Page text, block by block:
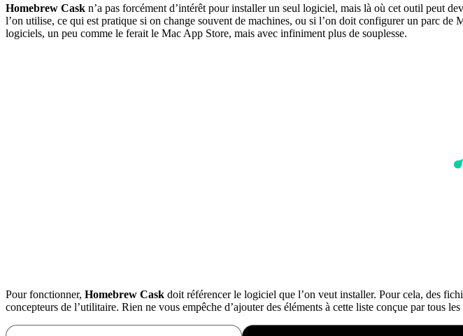
Homebrew Cask n’a pas forcément d’intérêt pour installer un seul logiciel, mais là où cet outil peut
l’on utilise, ce qui est pratique si on change souvent de machines, ou si l’on doit configurer un parc de
logiciels, un peu comme le ferait le Mac App Store, mais avec infiniment plus de souplesse.
Pour fonctionner, Homebrew Cask doit référencer le logiciel que l’on veut installer. Pour cela, des
concepteurs de l’utilitaire. Rien ne vous empêche d’ajouter des éléments à cette liste conçue par tous